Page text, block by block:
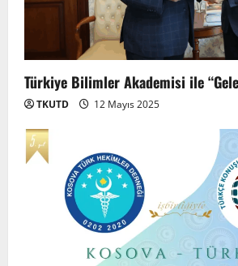
Türkiye Bilimler Akademisi ile
TKUTD 12 Mayıs 2025
2
Anadolu’dan Orta
Birliği Zirvesi – Ağrı
Uzmanlığı
Sempozyumu
3 Ağustos 2026